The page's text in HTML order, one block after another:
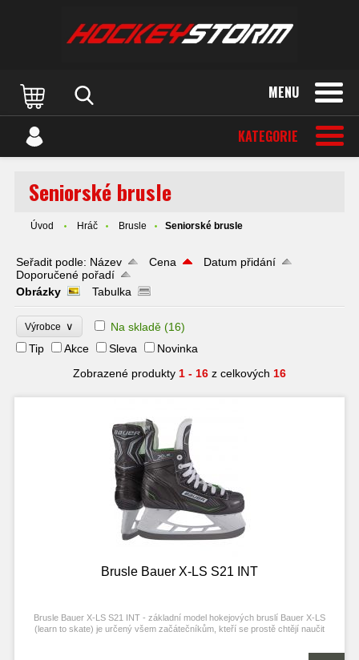
MENU
KATEGORIE
Seniorské brusle
Úvod Hráč Brusle Seniorské brusle
Seřadit podle: Název Cena
Datum přidání
Doporučené pořadí
Obrázky
Tabulka
Výrobce ∨ Na skladě (16)
Tip
Akce Sleva
Novinka
Zobrazené produkty 1 - 16 z celkových 16
Brusle Bauer X-LS S21 INT
Brusle Bauer X-LS S21 INT - základní model hokejových bruslí Bauer X-LS
(learn to skate) je určený všem začátečníkům, kteří se prostě chtějí naučit